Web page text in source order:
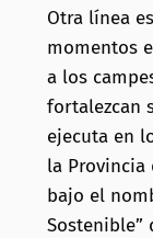
Otra línea
momentos
a los
fortalezcan
ejecuta en
la Provincia
bajo el
Sostenible”